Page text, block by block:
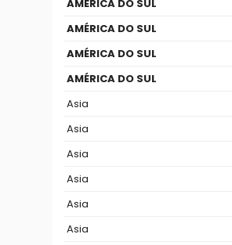
AMÉRICA DO SUL
AMÉRICA DO SUL
AMÉRICA DO SUL
AMÉRICA DO SUL
Asia
Asia
Asia
Asia
Asia
Asia